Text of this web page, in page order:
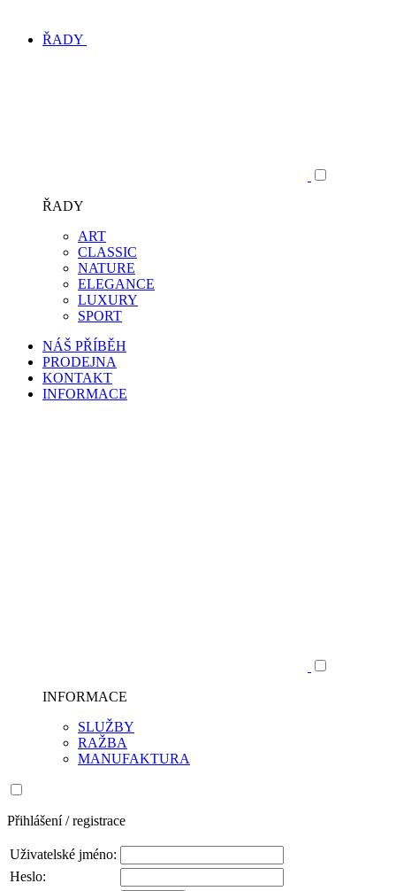
ŘADY
ŘADY
ART
CLASSIC
NATURE
ELEGANCE
LUXURY
SPORT
NÁŠ PŘÍBĚH
PRODEJNA
KONTAKT
INFORMACE
INFORMACE
SLUŽBY
RAŽBA
MANUFAKTURA
Přihlášení / registrace
Uživatelské jméno:
Heslo: